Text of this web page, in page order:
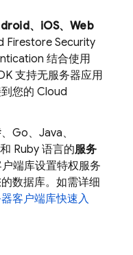
、iOS、Web
Firestore Security
结合使用
支持无服务器应用
您的 Cloud
Go、Java、
Ruby 语言的服务
端库设置特权服务
数据库。如需详细
客户端库快速入